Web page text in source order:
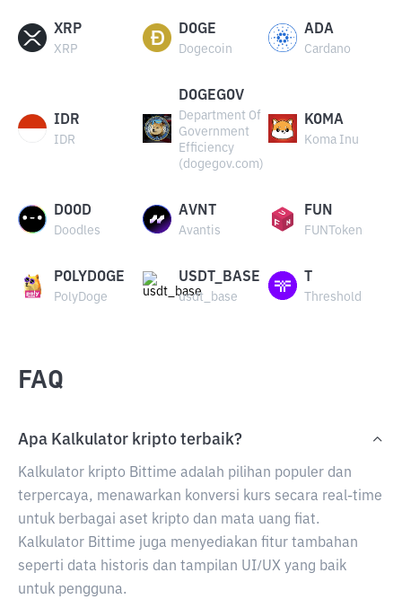
XRP
XRP
DOGE
Dogecoin
ADA
Cardano
IDR
IDR
DOGEGOV
Department Of
Government
Efficiency
(dogegov.com)
KOMA
Koma Inu
DOOD
Doodles
AVNT
Avantis
FUN
FUNToken
POLYDOGE
PolyDoge
USDT_BASE
usdt_base Threshold
FAQ
Apa Kalkulator kripto terbaik?
Kalkulator kripto Bittime adalah pilihan populer dan
terpercaya, menawarkan konversi kurs secara real-time
untuk berbagai aset kripto dan mata uang fiat.
Kalkulator Bittime juga menyediakan fitur tambahan
seperti data historis dan tampilan UI/UX yang baik
untuk pengguna.